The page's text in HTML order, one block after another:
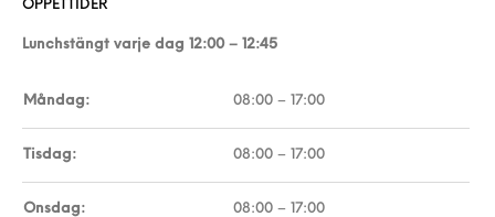
ÖPPETTIDER
Lunchstängt varje dag 12:00 – 12:45
Måndag: 08:00 – 17:00
Tisdag: 08:00 – 17:00
Onsdag: 08:00 – 17:00